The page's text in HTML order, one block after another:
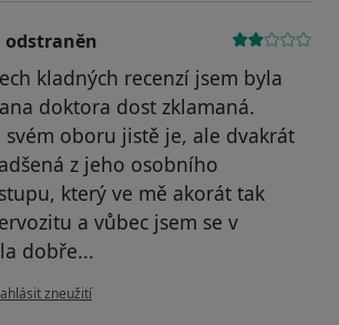
odstraněn
kladných recenzí jsem byla
doktora dost zklamaná.
svém oboru jistě je, ale dvakrát
z jeho osobního
který ve mě akorát tak
a vůbec jsem se v
dobře...
názoru uživatele Váš účet byl odstraněn
zneužití